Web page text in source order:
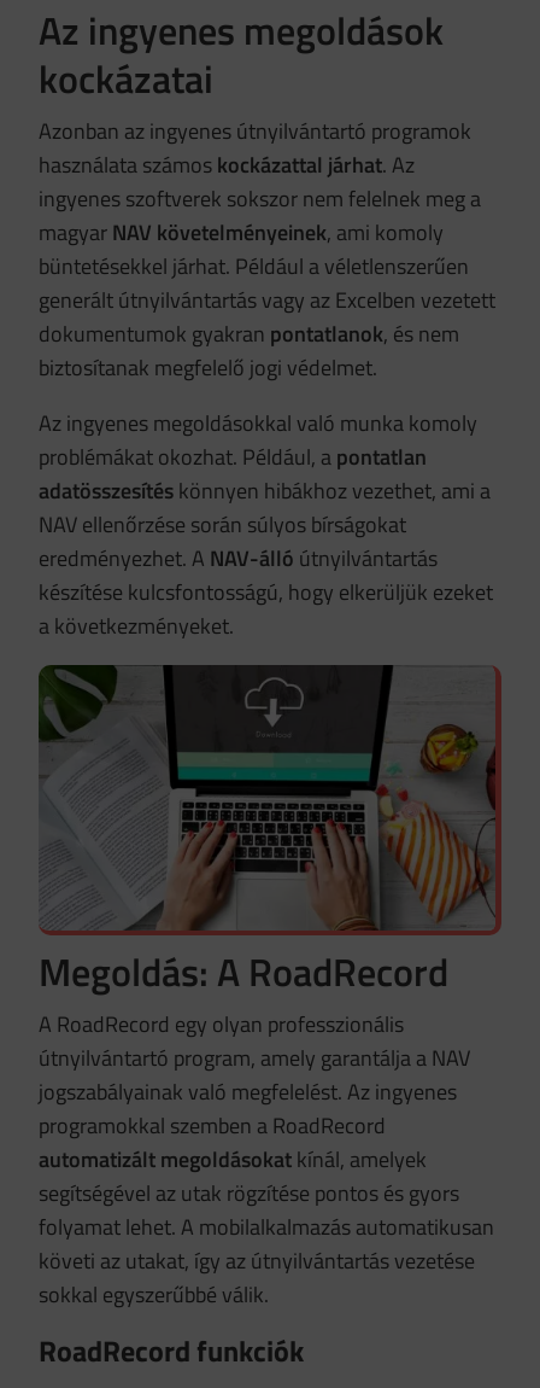
Az ingyenes megoldások
kockázatai
Azonban az ingyenes útnyilvántartó programok
használata számoskockázattal járhat. Az
ingyenes szoftverek sokszor nem felelnek meg a
magyarNAV követelményeinek, ami komoly
büntetésekkel járhat. Például a véletlenszerűen
generált útnyilvántartás vagy az Excelben vezetett
dokumentumok gyakran pontatlanok, és nem
biztosítanak megfelelő jogi védelmet.
Az ingyenes megoldásokkal való munka komoly
problémákat okozhat. Például, apontatlan
adatösszesítéskönnyen hibákhoz vezethet, ami a
NAV ellenőrzése során súlyos bírságokat
eredményezhet. A NAV-álló útnyilvántartás
készítése kulcsfontosságú, hogy elkerüljük ezeket
a következményeket.
Megoldás: A RoadRecord
A RoadRecord egy olyan professzionális
útnyilvántartó program, amely garantálja a NAV
jogszabályainak való megfelelést. Az ingyenes
programokkal szemben a RoadRecord
automatizált megoldásokatkínál, amelyek
segítségével az utak rögzítése pontos és gyors
folyamat lehet. A mobilalkalmazás automatikusan
követi az utakat, így az útnyilvántartás vezetése
sokkal egyszerűbbé válik.
RoadRecord funkciók